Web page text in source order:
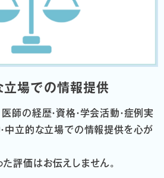
立場での情報提供
師の経歴・資格・学会活動・症例実
中立的な立場での情報提供を心が
評価はお伝えしません。